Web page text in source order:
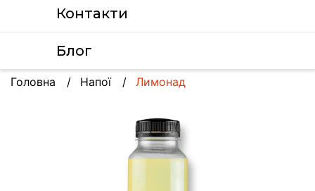
Контакти
Блог
Головна Напої Лимонад